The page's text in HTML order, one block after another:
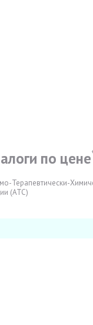
по цене
Терапевтически-
(АТС)